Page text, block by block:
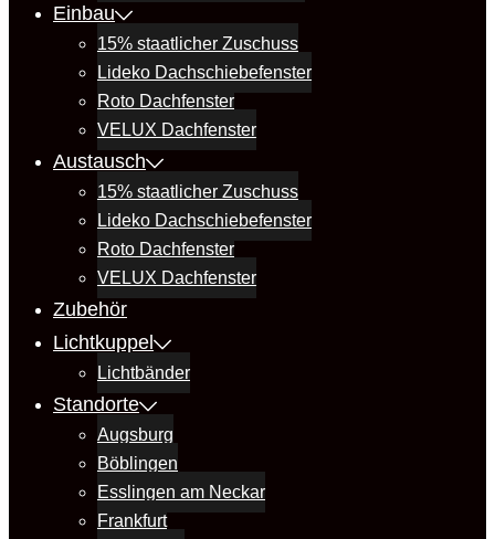
Einbau
15% staatlicher Zuschuss
Lideko Dachschiebefenster
Roto Dachfenster
VELUX Dachfenster
Austausch
15% staatlicher Zuschuss
Lideko Dachschiebefenster
Roto Dachfenster
VELUX Dachfenster
Zubehör
Lichtkuppel
Lichtbänder
Standorte
Augsburg
Böblingen
Esslingen am Neckar
Frankfurt